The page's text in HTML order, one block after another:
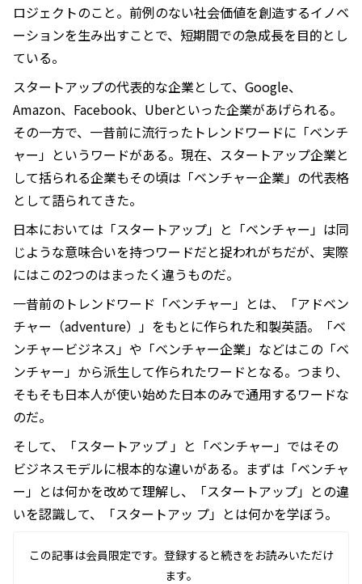
ロジェクトのこと。前例のない社会価値を創造するイノベ
ーションを生み出すことで、短期間での急成長を目的とし
ている。
スタートアップの代表的な企業として、Google、
Amazon、Facebook、Uberといった企業があげられる。
その一方で、一昔前に流行ったトレンドワードに「ベンチ
ャー」というワードがある。現在、スタートアップ企業と
して括られる企業もその頃は「ベンチャー企業」の代表格
として語られてきた。
日本においては「スタートアップ」と「ベンチャー」は同
じような意味合いを持つワードだと捉われがちだが、実際
にはこの2つのはまったく違うものだ。
一昔前のトレンドワード「ベンチャー」とは、「アドベン
チャー（adventure）」をもとに作られた和製英語。「ベ
ンチャービジネス」や「ベンチャー企業」などはこの「ベ
ンチャー」から派生して作られたワードとなる。つまり、
そもそも日本人が使い始めた日本のみで通用するワードな
のだ。
そして、「スタートアップ 」と「ベンチャー」ではその
ビジネスモデルに根本的な違いがある。まずは「ベンチャ
ー」とは何かを改めて理解し、「スタートアップ」との違
いを認識して、「スタートアッ プ」とは何かを学ぼう。
この記事は会員限定です。登録すると続きをお読みいただけ
ます。